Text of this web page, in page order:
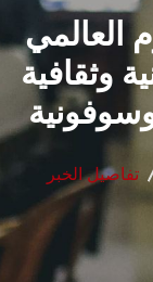
الشئون الأكاديمية
البحث العلمي
المراكز والوحدات
الأنظمة الذكية
العالمي
وثقافية
تفاصيل الخبر